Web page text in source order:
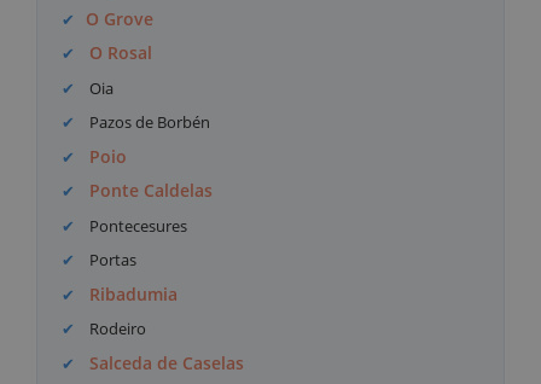
O Grove
O Rosal
Oia
Pazos de Borbén
Poio
Ponte Caldelas
Pontecesures
Portas
Ribadumia
Rodeiro
Salceda de Caselas